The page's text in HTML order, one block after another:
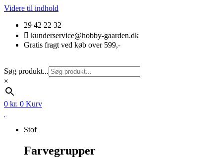
Videre til indhold
29 42 22 32
kunderservice@hobby-gaarden.dk
Gratis fragt ved køb over 599,-
Søg produkt...
×
0 kr. 0 Kurv
Stof
Farvegrupper